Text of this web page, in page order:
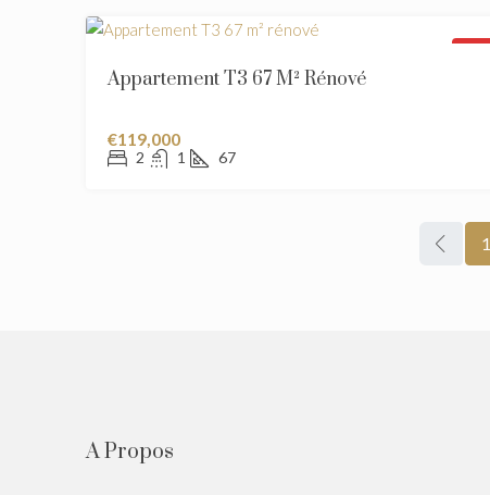
Appartement T3 67 M² Rénové
€119,000
2 1 67
1
A Propos